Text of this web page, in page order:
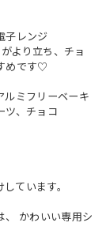
子レンジ
より立ち、チョ
めです♡
ルミフリーベーキ
ツ、チョコ
ています。
、 かわいい専用シ